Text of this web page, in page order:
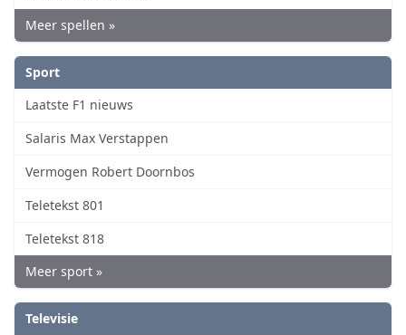
Meer spellen »
Sport
Laatste F1 nieuws
Salaris Max Verstappen
Vermogen Robert Doornbos
Teletekst 801
Teletekst 818
Meer sport »
Televisie